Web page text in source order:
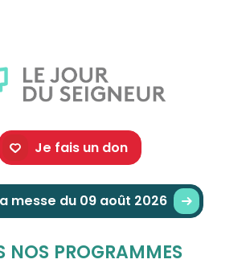
Je fais un don
messe du 09 août 2026
NOS PROGRAMMES